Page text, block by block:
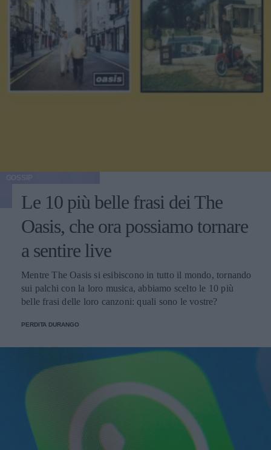
Le 10 più belle frasi dei The
Oasis, che ora possiamo tornare
a sentire live
Mentre The Oasis si esibiscono in tutto il mondo, tornando
sui palchi con la loro musica, abbiamo scelto le 10 più
belle frasi delle loro canzoni: quali sono le vostre?
PERDITA DURANGO